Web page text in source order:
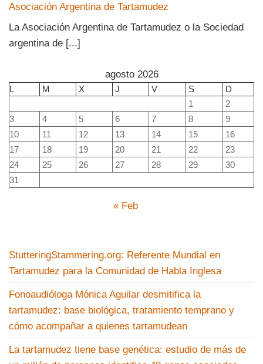
Asociación Argentina de Tartamudez
La Asociación Argentina de Tartamudez o la Sociedad
argentina de [...]
agosto 2026
L M X J V S
D
1
2
3
4 5 6 7 8
9
10
11 12 13 14 15
16
17
18 19 20 21 22
23
24
25 26 27 28 29
30
31
« Feb
StutteringStammering.org: Referente Mundial en
Tartamudez para la Comunidad de Habla Inglesa
Fonoaudióloga Mónica Aguilar desmitifica la
tartamudez: base biológica, tratamiento temprano y
cómo acompañar a quienes tartamudean
La tartamudez tiene base genética: estudio de más de